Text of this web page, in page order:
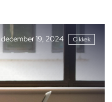
december 19, 2024 Cikkek